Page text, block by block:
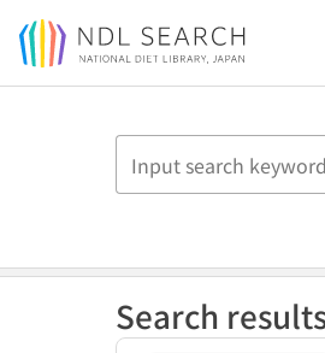
Jump to main content
Search